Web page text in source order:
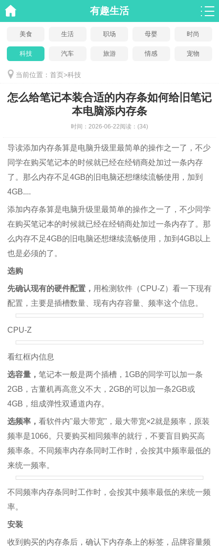
有趣生活
美食 生活 职场 母婴 时尚
科技 汽车 旅游 情感 宠物
当前位置： 首页>科技
怎么给笔记本装合适的内存条如何给旧笔记
本电脑添内存条
时间： 2026-06-22阅读： (34)
导读添加内存条算是电脑升级里最简单的操作之一了，不少
同学在购买笔记本的时候就已经在经销商处加过一条内存
了。那么内存不足4GB的旧电脑还想继续流畅使用，加到
4GB....
添加内存条算是电脑升级里最简单的操作之一了，不少同学
在购买笔记本的时候就已经在经销商处加过一条内存了。那
么内存不足4GB的旧电脑还想继续流畅使用，加到4GB以上
也是必须的了。
选购
先确认现有的硬件配置， 用检测软件（CPU-Z）看一下现有
配置，主要是插槽数量、现有内存容量、频率这个信息。
CPU-Z
看红框内信息
选容量， 笔记本一般是两个插槽，1GB的同学可以加一条
2GB，古董机再高意义不大，2GB的可以加一条2GB或
4GB，组成弹性双通道内存。
选频率， 看软件内"最大带宽"，最大带宽×2就是频率，原装
频率是1066。只要购买相同频率的就行，不要盲目购买高
频率条。不同频率内存条同时工作时，会按其中频率最低的
来统一频率。
不同频率内存条同时工作时，会按其中频率最低的来统一频
率。
安装
收到购买的内存条后，确认下内存条上的标签，品牌容量频